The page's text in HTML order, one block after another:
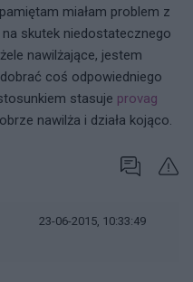
miałam problem z
skutek niedostatecznego
nawilżające, jestem
coś odpowiedniego
stasuje provag
nawilża i działa kojąco.
23-06-2015, 10:33:49